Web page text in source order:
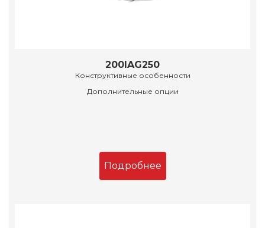
200IAG250
Конструктивные особенности
Дополнительные опции
Подробнее